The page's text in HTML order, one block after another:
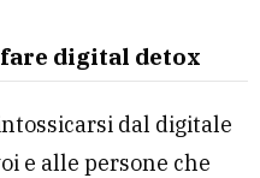
digital detox
dal digitale
e alle persone che